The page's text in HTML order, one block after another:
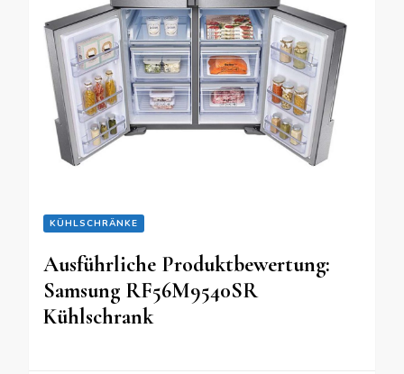
KÜHLSCHRÄNKE
Ausführliche Produktbewertung:
Samsung RF56M9540SR
Kühlschrank